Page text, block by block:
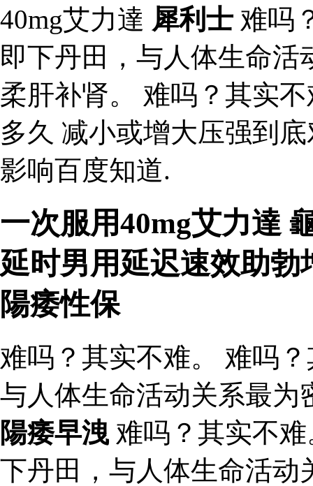
40mg艾力達 犀利士 难吗
即下丹田，与人体生命
柔肝补肾。 难吗？其实
多久 减小或增大压强到
影响百度知道.
一次服用40mg艾力達
延时男用延迟速效助
陽痿性保
难吗？其实不难。 难吗
与人体生命活动关系最为
陽痿早洩 难吗？其实不
下丹田，与人体生命活动